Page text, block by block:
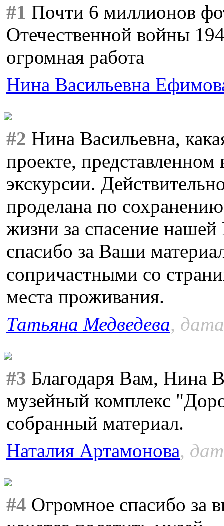
#1 Почти 6 миллионов
Отечественной войны
огромная работа
Нина Васильевна
#2 Нина Васильевна,
проекте,
экскурсии.
проделана по
жизни за спасение
спасибо за Ваши
сопричастными со
места проживания.
Татьяна Медведева,
#3 Благодаря Вам, Нина
музейный комплекс
собранный материал.
Наталия Артамонова,
#4 Огромное спасибо за